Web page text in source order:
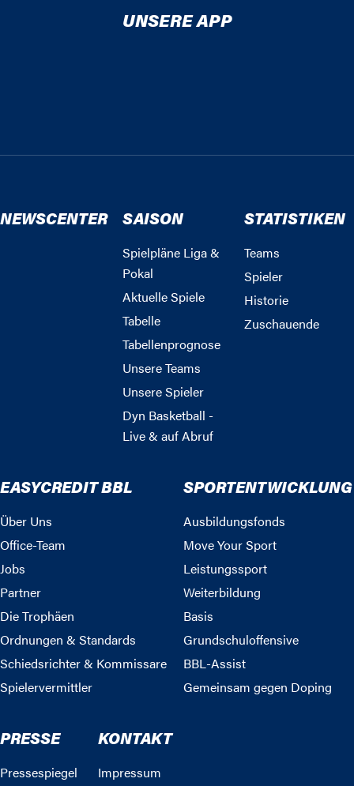
UNSERE APP
NEWSCENTER SAISON
Spielpläne Liga &
Pokal
Aktuelle Spiele
Tabelle
Tabellenprognose
Unsere Teams
Unsere Spieler
Dyn Basketball -
Live & auf Abruf
STATISTIKEN
Teams
Spieler
Historie
Zuschauende
EASYCREDIT BBL
Über Uns
Office-Team
Jobs
Partner
Die Trophäen
Ordnungen & Standards
Schiedsrichter & Kommissare
Spielervermittler
SPORTENTWICKLUNG
Ausbildungsfonds
Move Your Sport
Leistungssport
Weiterbildung
Basis
Grundschuloffensive
BBL-Assist
Gemeinsam gegen Doping
PRESSE
Pressespiegel
KONTAKT
Impressum